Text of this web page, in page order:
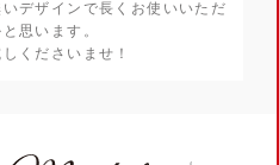
デザインで長くお使いいただ
思います。
くださいませ！